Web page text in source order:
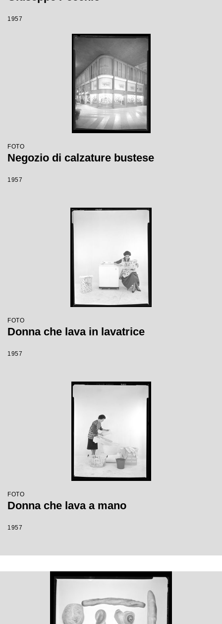
1957
FOTO
Negozio di calzature bustese
1957
FOTO
Donna che lava in lavatrice
1957
FOTO
Donna che lava a mano
1957